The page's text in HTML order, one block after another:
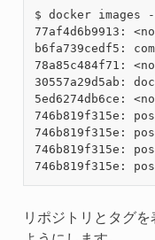
$ docker images
77af4d6b9913:
b6fa739cedf5:
78a85c484f71:
30557a29d5ab:
5ed6274db6ce:
746b819f315e:
746b819f315e:
746b819f315e:
リポジトリとタグ